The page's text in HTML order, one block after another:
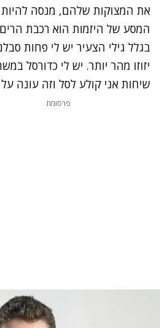
את המצוקות שלהם, מנסה להיות
המסע של היזמות הוא רכבת
בגלל גילי הצעיר יש לי פחות
יזוזו מהר יותר. יש לי כדורסל
שיחות אני קולע לסל וזה עונה
פרסומת